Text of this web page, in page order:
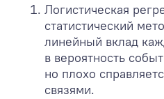
Логистическая
статистический
линейный вклад
в вероятность
но плохо
связями.